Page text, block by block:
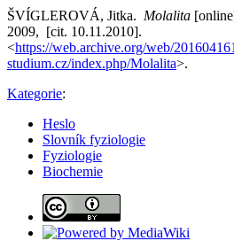
ŠVÍGLEROVÁ, Jitka. Molalita
2009, [cit. 10.11.2010].
<https://web.archive.org/web/
studium.cz/index.php/Molalita>.
Kategorie:
Heslo
Slovník fyziologie
Fyziologie
Biochemie